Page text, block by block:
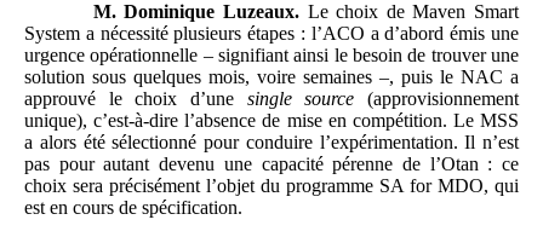
M. Dominique Luzeaux.Le choix de Maven Smart
System a nécessité plusieurs étapes : l’ACO a d’abord émis une
urgence opérationnelle – signifiant ainsi le besoin de trouver une
solution sous quelques mois, voire semaines –, puis le NAC a
approuvé le choix d’une single source (approvisionnement
unique), c’est-à-dire l’absence de mise en compétition. Le MSS
a alors été sélectionné pour conduire l’expérimentation. Il n’est
pas pour autant devenu une capacité pérenne de l’Otan : ce
choix sera précisément l’objet du programme SA for MDO, qui
est en cours de spécification.